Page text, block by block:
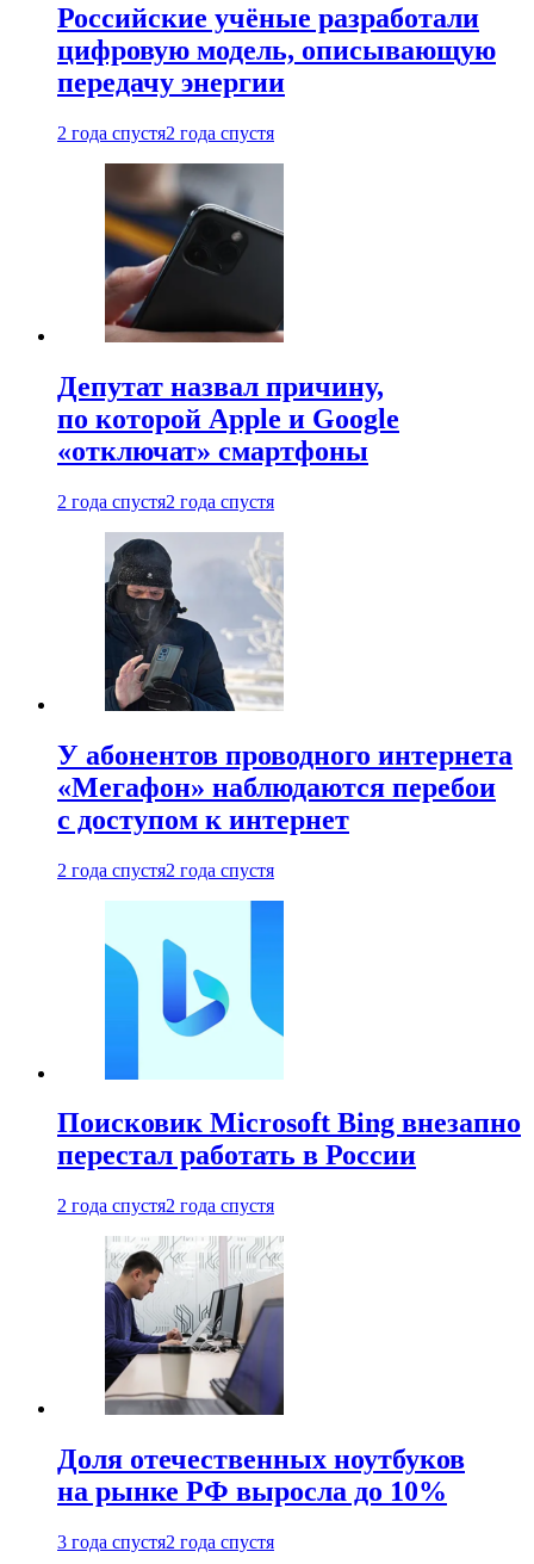
Российские учёные разработали
цифровую модель, описывающую
передачу энергии
2 года спустя2 года спустя
Депутат назвал причину,
по которой Apple и Google
«отключат» смартфоны
2 года спустя2 года спустя
У абонентов проводного интернета
«Мегафон» наблюдаются перебои
с доступом к интернет
2 года спустя2 года спустя
Поисковик Microsoft Bing внезапно
перестал работать в России
2 года спустя2 года спустя
Доля отечественных ноутбуков
на рынке РФ выросла до 10%
3 года спустя2 года спустя